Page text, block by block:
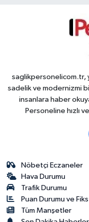
saglikpersonelicom.tr,
sadelik ve modernizmi
insanlara haber
Personeline hızlı
Nöbetçi Eczaneler
Hava Durumu
Trafik Durumu
Puan Durumu ve
Tüm Manşetler